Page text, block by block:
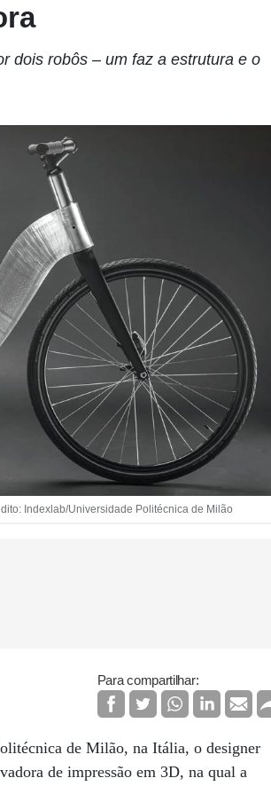
dois robôs – um faz a estrutura e o
Indexlab/Universidade Politécnica de Milão
Para compartilhar:
de Milão, na Itália, o designer
de impressão em 3D, na qual a